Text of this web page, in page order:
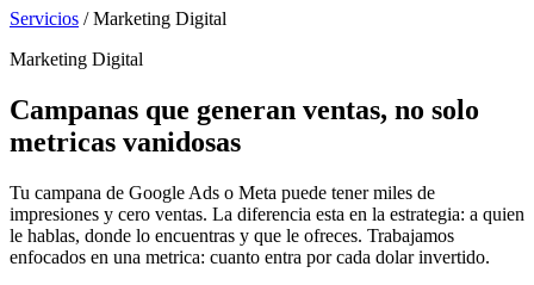
Servicios / Marketing Digital
Marketing Digital
Campanas que generan ventas, no solo
metricas vanidosas
Tu campana de Google Ads o Meta puede tener miles de
impresiones y cero ventas. La diferencia esta en la estrategia: a quien
le hablas, donde lo encuentras y que le ofreces. Trabajamos
enfocados en una metrica: cuanto entra por cada dolar invertido.